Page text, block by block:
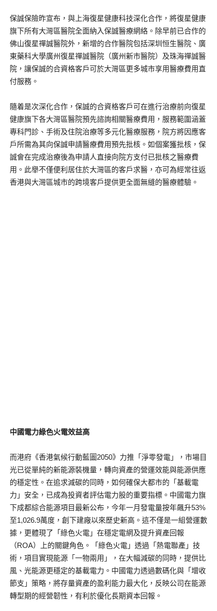
保誠保險昨宣布，與上海復星健康科技深化合作，將復星健康
旗下所有大灣區醫院全面納入保誠醫療網絡。除早前已合作的
佛山復星禪誠醫院外，新增的合作醫院包括深圳恒生醫院、廣
東藥科大學廣州復星禪誠醫院（廣州新市醫院）及珠海禪誠醫
院，讓保誠的合資格客戶可於大灣區更多城市享用醫療費用直
付服務。
隨着是次深化合作，保誠的合資格客戶可在進行治療前向復星
健康旗下各大灣區醫院預先諮詢相關醫療費用，服務範圍涵蓋
專科門診、手術及住院治療等多元化醫療服務，院方將因應客
戶所需為其向保誠申請醫療費用預先批核。如個案獲批核，保
誠會在完成治療後為申請人直接向院方支付已批核之醫療費
用。此舉不僅便利居住於大灣區的客戶求醫，亦可為經常往返
香港與大灣區城市的跨境客戶提供更全面無縫的醫療體驗。
中國電力綠色火電效益高
而港府《香港氣候行動藍圖2050》力推「淨零發電」，市場目
光已從單純的新能源裝機量，轉向資產的營運效能與能源供應
的穩定性。在追求減碳的同時，如何確保大都市的「基載電
力」安全，已成為投資者評估電力股的重要指標。中國電力旗
下成都綜合能源項目最新公布，今年一月發電量按年飆升53%
至1,026.9萬度，創下建廠以來歷史新高。這不僅是一組營運數
據，更體現了「綠色火電」在穩定電網及提升資產回報
（ROA）上的關鍵角色。「綠色火電」透過「熱電聯產」技
術，項目實現能源「一物兩用」，在大幅減碳的同時，提供比
風、光能源更穩定的基載電力。中國電力透過數碼化與「增收
節支」策略，將存量資產的盈利能力最大化，反映公司在能源
轉型期的經營韌性，有利於優化長期資本回報。